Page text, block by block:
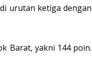
urutan ketiga dengan
Barat, yakni 144 poin.